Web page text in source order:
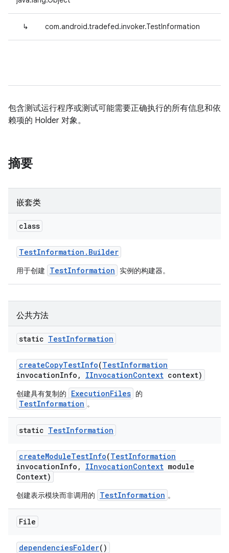
↳ com.android.tradefed.invoker.TestInformation
包含测试运行程序或测试可能需要正确执行的所有信息和依
赖项的 Holder 对象。
摘要
嵌套类
class
TestInformation . Builder
用于创建 TestInformation 实例的构建器。
公共方法
static TestInformation
createCopyTestInfo(TestInformation
invocationInfo , IInvocationContext context)
创建具有复制的 ExecutionFiles 的
TestInformation 。
static TestInformation
createModuleTestInfo(TestInformation
invocationInfo , IInvocationContext module
Context)
创建表示模块而非调用的 TestInformation 。
File
dependenciesFolder()